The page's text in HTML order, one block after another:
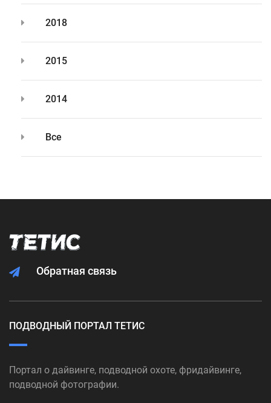
2018
2015
2014
Все
Обратная связь
ПОДВОДНЫЙ ПОРТАЛ ТЕТИС
Портал о дайвинге, подводной охоте, фридайвинге,
подводной фотографии.